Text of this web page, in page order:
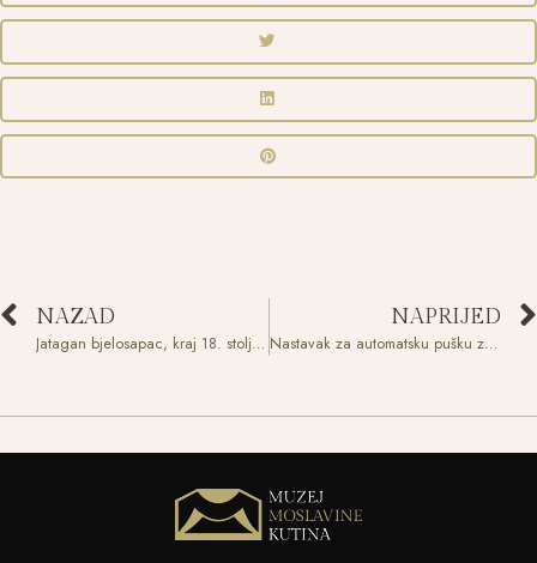
NAZAD
Jatagan bjelosapac, kraj 18. stoljeća
NAPRIJED
Nastavak za automatsku pušku za ispaljivanje ručne bombe, kraj 20. stoljeća